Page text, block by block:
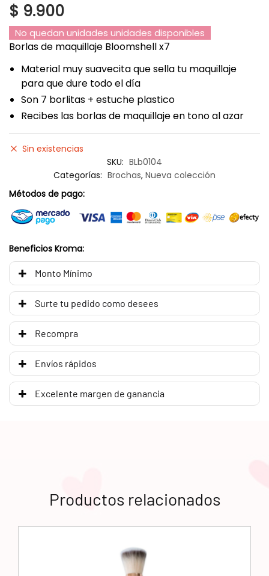
$ 9.900
No quedan unidades unidades disponibles
Borlas de maquillaje Bloomshell x7
Material muy suavecita que sella tu maquillaje
para que dure todo el día
Son 7 borlitas + estuche plastico
Recibes las borlas de maquillaje en tono al azar
Sin existencias
SKU: BLb0104
Categorías: Brochas, Nueva colección
Métodos de pago:
Beneficios Kroma:
Monto Mínimo
Surte tu pedido como desees
Recompra
Envíos rápidos
Excelente margen de ganancia
Productos relacionados